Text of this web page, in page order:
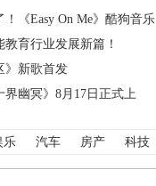
《Easy On Me》酷狗音乐
育行业发展新篇！
》新歌首发
幽冥》8月17日正式上
乐 汽车 房产 科技